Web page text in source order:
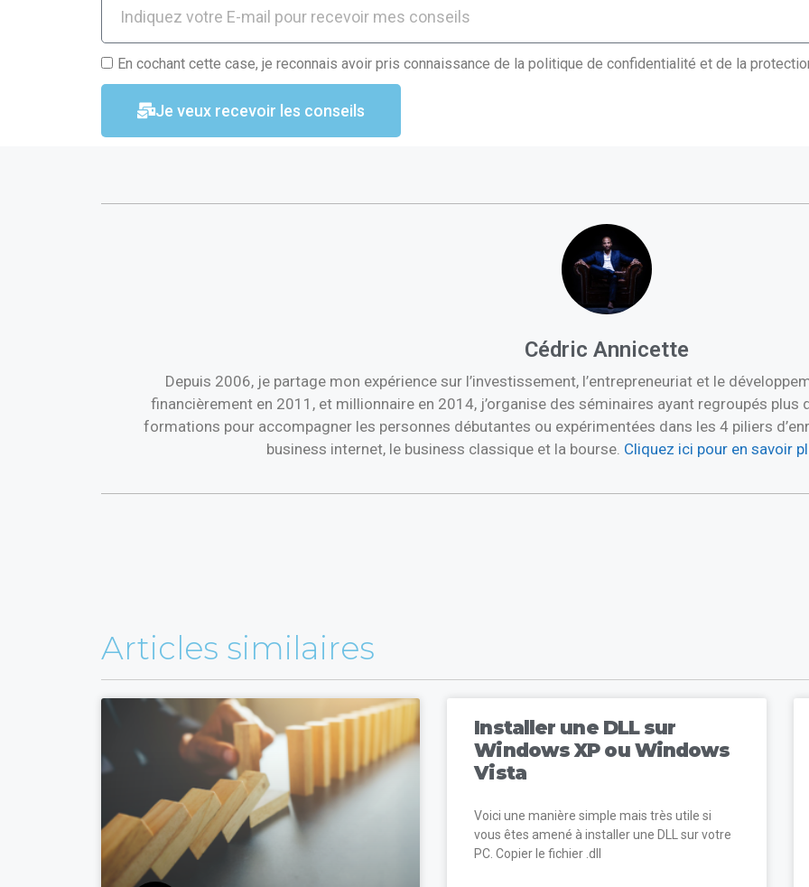
En cochant cette case, je reconnais avoir pris connaissance de la politique de confidentialité et de la
Je veux recevoir les conseils
Cédric Annicette
Depuis 2006, je partage mon expérience sur l’investissement, l’entrepreneuriat et le
financièrement en 2011, et millionnaire en 2014, j’organise des séminaires ayant regroupés plus
formations pour accompagner les personnes débutantes ou expérimentées dans les 4 piliers
business internet, le business classique et la bourse. Cliquez ici pour en savoir
Articles similaires
Installer une DLL sur
Windows XP ou Windows
Vista
Voici une manière simple mais très utile si
vous êtes amené à installer une DLL sur votre
PC. Copier le fichier .dll